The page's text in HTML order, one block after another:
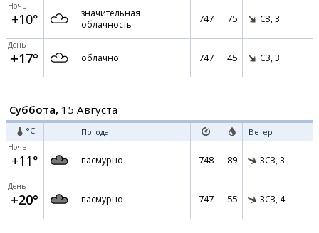
Ночь
+10°
значительная
облачность
747 75 СЗ, 3
День
+17° облачно 747 45 СЗ, 3
Суббота, 15 Августа
°C Погода Ветер
Ночь
+11° пасмурно 748 89 ЗСЗ, 3
День
+20° пасмурно 747 55 ЗСЗ, 4